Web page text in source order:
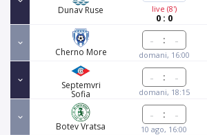
Dunav Ruse live (8')
0 : 0
Cherno More
:
domani, 16:00
Septemvri
Sofia
:
domani, 18:15
Botev Vratsa
:
10 ago, 16:00